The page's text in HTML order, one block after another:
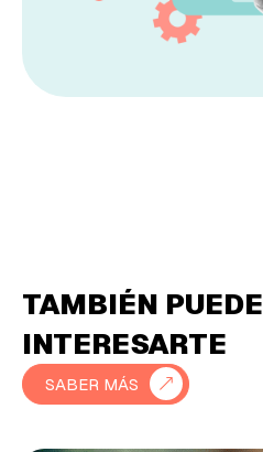
TAMBIÉN PUEDE
INTERESARTE
SABER MÁS